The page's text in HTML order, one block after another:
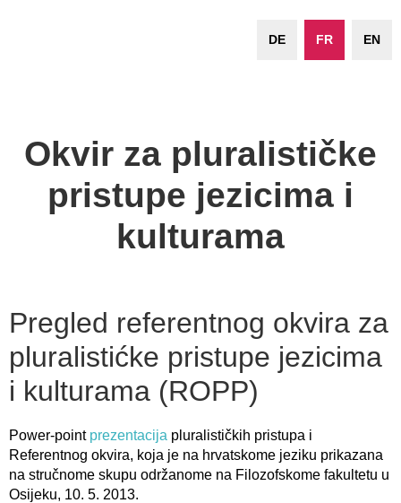
EN
FR
DE
Okvir za pluralističke
pristupe jezicima i
kulturama
Pregled referentnog okvira za
pluralistićke pristupe jezicima
i kulturama (ROPP)
Power-point prezentacija pluralističkih pristupa i
Referentnog okvira, koja je na hrvatskome jeziku prikazana
na stručnome skupu održanome na Filozofskome fakultetu u
Osijeku, 10. 5. 2013.